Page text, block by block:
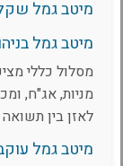
מיטב גמל
מיטב גמל
מסלול כללי
מניות, אג"ח,
לאזן בין תשואה
מיטב גמל